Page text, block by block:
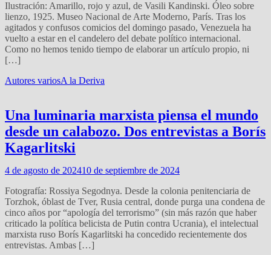
Ilustración: Amarillo, rojo y azul, de Vasili Kandinski. Óleo sobre
lienzo, 1925. Museo Nacional de Arte Moderno, París. Tras los
agitados y confusos comicios del domingo pasado, Venezuela ha
vuelto a estar en el candelero del debate político internacional.
Como no hemos tenido tiempo de elaborar un artículo propio, ni
[…]
Autores variosA la Deriva
Una luminaria marxista piensa el mundo
desde un calabozo. Dos entrevistas a Borís
Kagarlitski
4 de agosto de 202410 de septiembre de 2024
Fotografía: Rossiya Segodnya. Desde la colonia penitenciaria de
Torzhok, óblast de Tver, Rusia central, donde purga una condena de
cinco años por “apología del terrorismo” (sin más razón que haber
criticado la política belicista de Putin contra Ucrania), el intelectual
marxista ruso Borís Kagarlitski ha concedido recientemente dos
entrevistas. Ambas […]